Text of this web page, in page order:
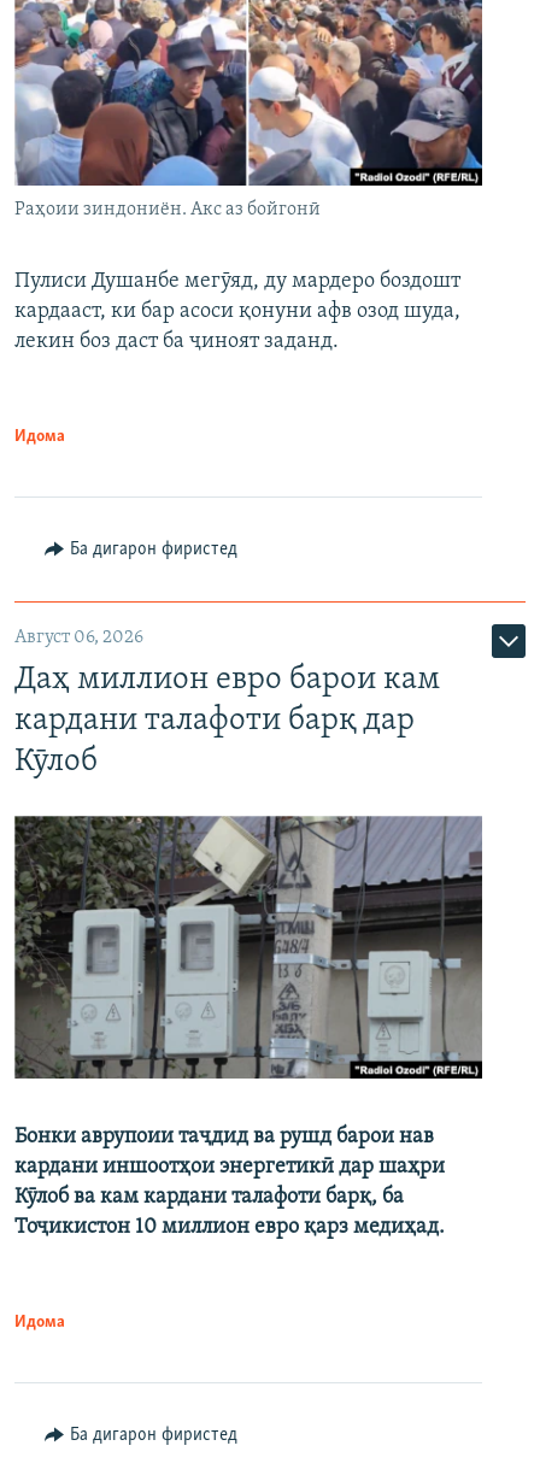
Раҳоии зиндониён. Акс аз бойгонӣ
Пулиси Душанбе мегӯяд, ду мардеро боздошт
кардааст, ки бар асоси қонуни афв озод шуда,
лекин боз даст ба ҷиноят заданд.
Идома
Ба дигарон фиристед
Август 06, 2026
Даҳ миллион евро барои кам
кардани талафоти барқ дар
Кӯлоб
Бонки аврупоии таҷдид ва рушд барои нав
кардани иншоотҳои энергетикӣ дар шаҳри
Кӯлоб ва кам кардани талафоти барқ, ба
Тоҷикистон 10 миллион евро қарз медиҳад.
Идома
Ба дигарон фиристед